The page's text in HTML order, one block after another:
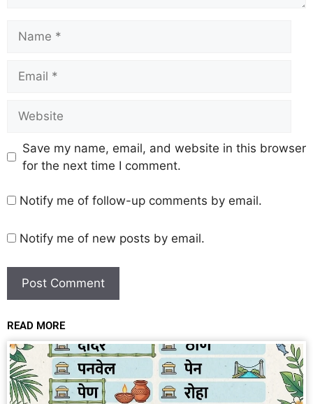
Save my name, email, and website in this browser
for the next time I comment.
Notify me of follow-up comments by email.
Notify me of new posts by email.
READ MORE